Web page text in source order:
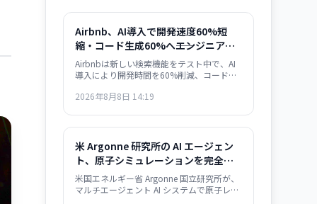
Airbnb、AI導入で開発速度60%短
縮・コード生成60%へ――エンジニア生
産性の劇的向上を実現
Airbnbは新しい検索機能をテスト中で、AI
導入により開発時間を60%削減、コードの
80%増加したと発表しました。
2026年8月8日 14:19
米 Argonne 研究所の AI エージェン
ト、原子シミュレーションを完全自
動化——材料開発が『数ヶ月』から
『数日』へ
米国エネルギー省 Argonne 国立研究所が、
マルチエージェント AI システムで原子レベ